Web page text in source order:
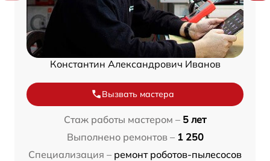
Константин Александрович Иванов
Вызвать мастера
Стаж работы мастером – 5 лет
Выполнено ремонтов – 1 250
Специализация – ремонт роботов-пылесосов